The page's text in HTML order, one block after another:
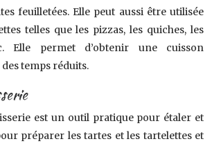
feuilletées. Elle peut aussi être utilisée
telles que les pizzas, les quiches, les
Elle permet d’obtenir une cuisson
temps réduits.
est un outil pratique pour étaler et
préparer les tartes et les tartelettes et